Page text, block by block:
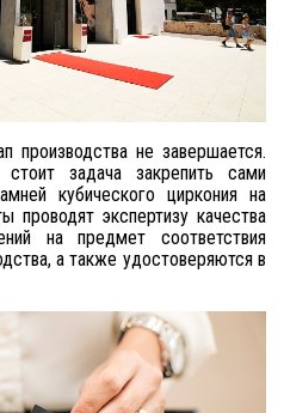
производства не завершается.
задача закрепить сами
кубического циркония на
проводят экспертизу качества
на предмет соответствия
а также удостоверяются в